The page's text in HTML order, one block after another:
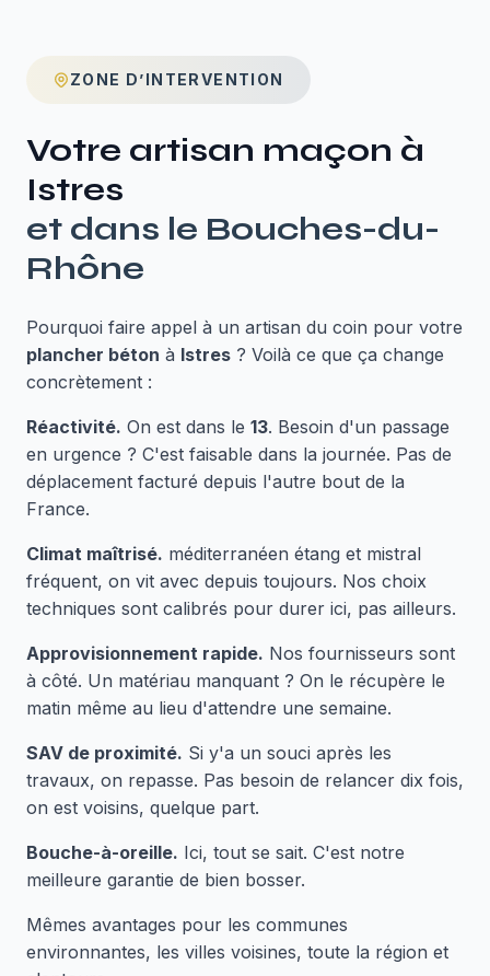
ZONE D’INTERVENTION
Votre artisan maçon à
Istres
et dans le Bouches-du-
Rhône
Pourquoi faire appel à un artisan du coin pour votre
plancher béton à Istres ? Voilà ce que ça change
concrètement :
Réactivité. On est dans le 13. Besoin d'un passage
en urgence ? C'est faisable dans la journée. Pas de
déplacement facturé depuis l'autre bout de la
France.
Climat maîtrisé. méditerranéen étang et mistral
fréquent, on vit avec depuis toujours. Nos choix
techniques sont calibrés pour durer ici, pas ailleurs.
Approvisionnement rapide. Nos fournisseurs sont
à côté. Un matériau manquant ? On le récupère le
matin même au lieu d'attendre une semaine.
SAV de proximité. Si y'a un souci après les
travaux, on repasse. Pas besoin de relancer dix fois,
on est voisins, quelque part.
Bouche-à-oreille. Ici, tout se sait. C'est notre
meilleure garantie de bien bosser.
Mêmes avantages pour les communes
environnantes, les villes voisines, toute la région et